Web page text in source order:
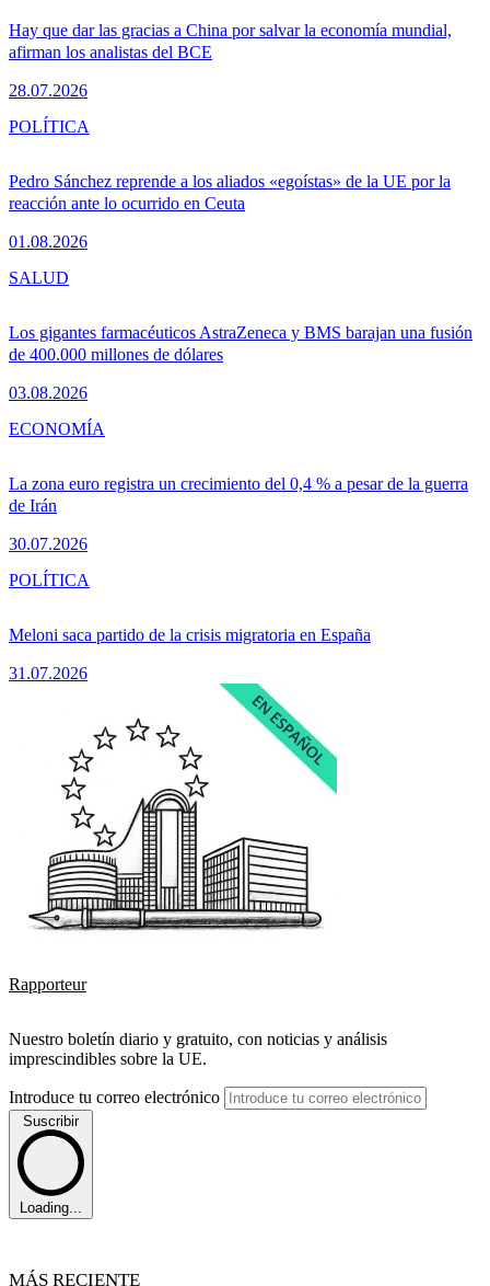
Hay que dar las gracias a China por salvar la economía mundial,
afirman los analistas del BCE
28.07.2026
Pedro Sánchez reprende a los aliados «egoístas» de la UE por la
reacción ante lo ocurrido en Ceuta
01.08.2026
POLÍTICA
Los gigantes farmacéuticos AstraZeneca y BMS barajan una fusión
de 400.000 millones de dólares
03.08.2026
SALUD
La zona euro registra un crecimiento del 0,4 % a pesar de la guerra
de Irán
30.07.2026
ECONOMÍA
Meloni saca partido de la crisis migratoria en España
31.07.2026
POLÍTICA
Rapporteur
Nuestro boletín diario y gratuito, con noticias y análisis
imprescindibles sobre la UE.
Introduce tu correo electrónico
Suscribir
Loading...
MÁS RECIENTE